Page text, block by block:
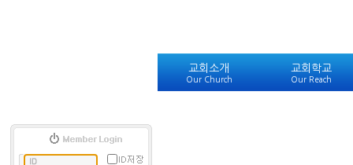
교회소개
Our Church
교회학교
Our Reach